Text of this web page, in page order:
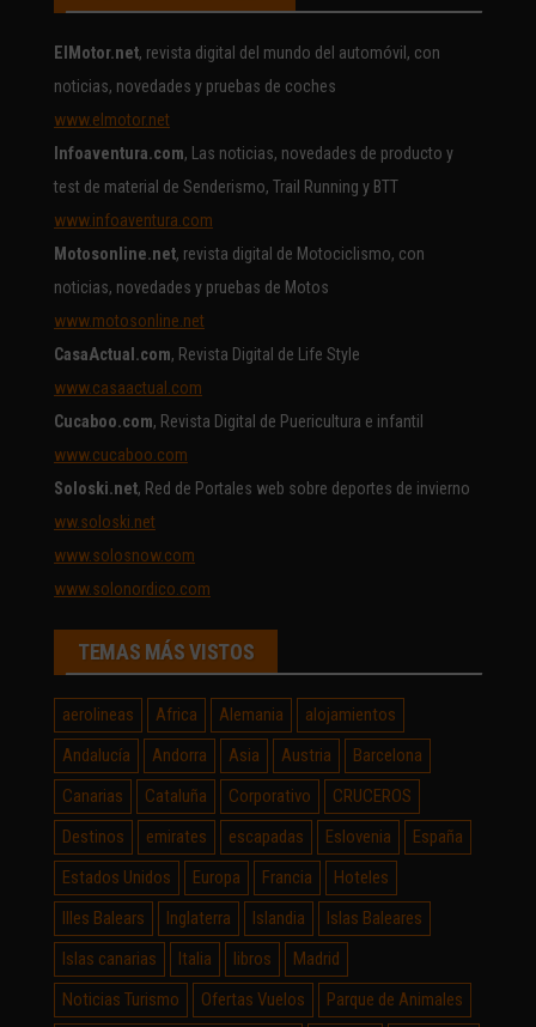
ElMotor.net, revista digital del mundo del automóvil, con
noticias, novedades y pruebas de coches
www.elmotor.net
Infoaventura.com, Las noticias, novedades de producto y
test de material de Senderismo, Trail Running y BTT
www.infoaventura.com
Motosonline.net, revista digital de Motociclismo, con
noticias, novedades y pruebas de Motos
www.motosonline.net
CasaActual.com, Revista Digital de Life Style
www.casaactual.com
Cucaboo.com, Revista Digital de Puericultura e infantil
www.cucaboo.com
Soloski.net, Red de Portales web sobre deportes de invierno
ww.soloski.net
www.solosnow.com
www.solonordico.com
TEMAS MÁS VISTOS
aerolineas Africa Alemania
alojamientos
Andalucía
Andorra Asia Austria
Barcelona
Canarias
Cataluña Corporativo
CRUCEROS
Destinos
emirates escapadas Eslovenia
España
Estados Unidos
Europa Francia
Hoteles
Illes Balears
Inglaterra Islandia
Islas Baleares
Islas canarias
Italia libros
Madrid
Noticias Turismo
Ofertas Vuelos
Parque de Animales